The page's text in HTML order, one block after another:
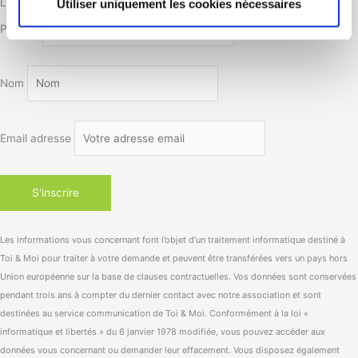
Utiliser uniquement les cookies nécessaires
Prénom
Nom
Email adresse
Les informations vous concernant font l’objet d’un traitement informatique destiné à
Toi & Moi pour traiter à votre demande et peuvent être transférées vers un pays hors
Union européenne sur la base de clauses contractuelles. Vos données sont conservées
pendant trois ans à compter du dernier contact avec notre association et sont
destinées au service communication de Toi & Moi. Conformément à la loi «
informatique et libertés » du 6 janvier 1978 modifiée, vous pouvez accéder aux
données vous concernant ou demander leur effacement. Vous disposez également